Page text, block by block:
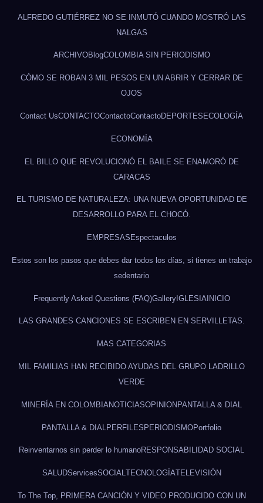
ALFREDO GUTIÉRREZ NO SE INMUTÓ CUANDO MOSTRÓ LAS
NALGAS
ARCHIVOBlogCOLOMBIA SIN PERIODISMO
CÓMO SE ROBAN 3 MIL PESOS EN UN ABRIR Y CERRAR DE
OJOS
Contact UsCONTACTOContactoContactoDEPORTES ECOLOGÍA
ECONOMÍA
EL BILLO QUE REVOLUCIONÓ EL BAILE SE ENAMORÓ DE
CARACAS
EL TURISMO DE NATURALEZA: UNA NUEVA OPORTUNIDAD DE
DESARROLLO PARA EL CHOCÓ.
EMPRESAS Espectaculos
Estos son los pasos que debes dar todos los días, si tienes un trabajo
sedentario
Frequently Asked Questions (FAQ)GalleryIGLESIAINICIO
LAS GRANDES CANCIONES SE ESCRIBEN EN SERVILLETAS.
MAS CATEGORIAS
MIL FAMILIAS HAN RECIBIDO AYUDAS DEL GRUPO LADRILLO
VERDE
MINERÍA EN COLOMBIA NOTICIASOPINION PANTALLA & DIAL
PANTALLA & DIAL PERFILESPERIODISMOPortfolio
Reinventarnos sin perder lo humanoRESPONSABILIDAD SOCIAL
SALUDServicesSOCIALTECNOLOGÍATELEVISIÓN
To The Top, PRIMERA CANCIÓN Y VIDEO PRODUCIDO CON UN